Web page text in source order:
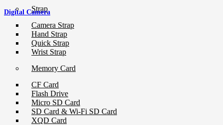
Strap
Camera Strap
Hand Strap
Quick Strap
Wrist Strap
Memory Card
CF Card
Flash Drive
Micro SD Card
SD Card & Wi-Fi SD Card
XQD Card
Digital Camera